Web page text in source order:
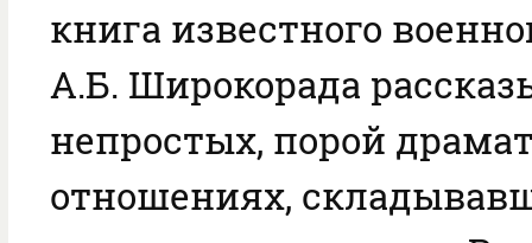
книга известного
А.Б. Широкорада
непростых, порой
отношениях,